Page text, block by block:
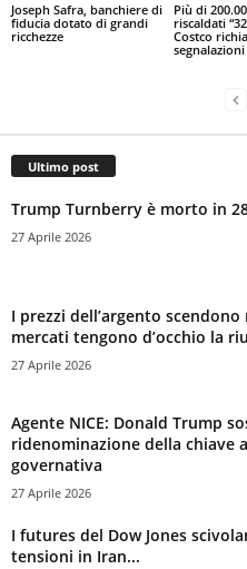
Joseph Safra, banchiere di
fiducia dotato di grandi
ricchezze
Più di
riscaldati
Costco
Ultimo post
Trump Turnberry è morto in
27 Aprile 2026
I prezzi dell’argento
mercati tengono d’occhio la
27 Aprile 2026
Agente NICE: Donald Trump
ridenominazione della chiave
governativa
27 Aprile 2026
I futures del Dow Jones
tensioni in Iran...